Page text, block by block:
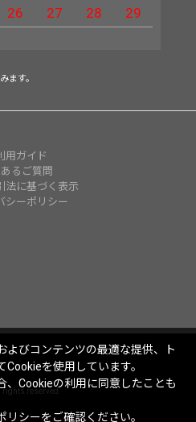
26 27 28
29
ます。
用ガイド
るご質問
法に基づく表示
シーポリシー
reserved.
よびコンテンツの最適な提供、ト
を使用しています。
、Cookieの利用に同意したことも
リシーをご確認ください。